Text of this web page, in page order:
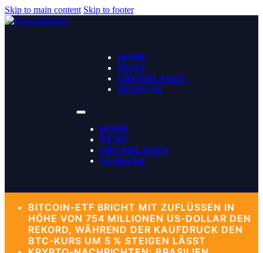
Skip to main content Skip to footer
HOME
NEWS
GRUNDLAGEN
GLOSSAR
HOME
NEWS
GRUNDLAGEN
GLOSSAR
BITCOIN-ETF BRICHT MIT ZUFLÜSSEN IN
HÖHE VON 754 MILLIONEN US-DOLLAR DEN
REKORD, WÄHREND DER KAUFDRUCK DEN
BTC-KURS UM 5 % STEIGEN LÄSST